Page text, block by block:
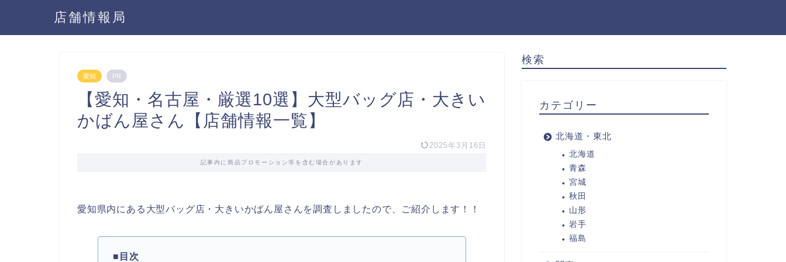
店舗情報局
愛知 PR
【愛知・名古屋・厳選10選】大型バッグ店・大きい
かばん屋さん【店舗情報一覧】
2025年3月16日
記事内に商品プロモーション等を含む場合があります
愛知県内にある大型バッグ店・大きいかばん屋さんを調査しましたので、ご紹介します！！
■目次
検索
カテゴリー
北海道・東北
北海道
青森
宮城
秋田
山形
岩手
福島